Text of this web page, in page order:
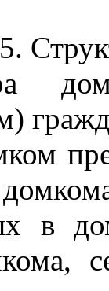
5.
в